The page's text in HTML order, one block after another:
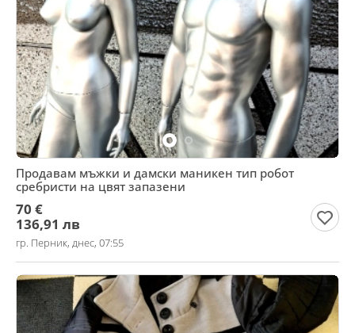
Продавам мъжки и дамски маникен тип робот
сребристи на цвят запазени
70 €
136,91 лв
гр. Перник, днес, 07:55